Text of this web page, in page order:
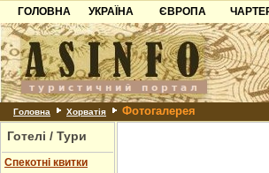
ГОЛОВНА
УКРАЇНА
Карпати
Азов
Причорноморря
Шацьк
ЄВРОПА
Чорногорія
Хорватія
Болгарія
Албанія
Головна Хорватія Фотогалерея
Готелі / Тури
Спекотні квитки